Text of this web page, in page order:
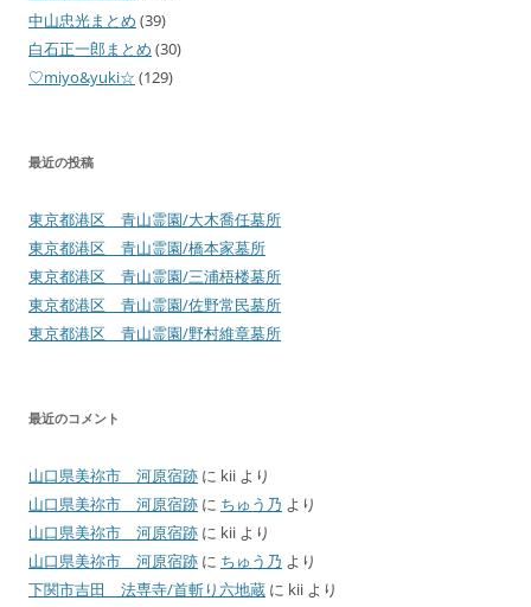
中山忠光まとめ (39)
白石正一郎まとめ (30)
♡miyo&yuki☆ (129)
最近の投稿
東京都港区 青山霊園/大木喬任墓所
東京都港区 青山霊園/橋本家墓所
東京都港区 青山霊園/三浦梧楼墓所
東京都港区 青山霊園/佐野常民墓所
東京都港区 青山霊園/野村維章墓所
最近のコメント
山口県美祢市 河原宿跡 に kii より
山口県美祢市 河原宿跡 に ちゅう乃 より
山口県美祢市 河原宿跡 に kii より
山口県美祢市 河原宿跡 に ちゅう乃 より
下関市吉田 法専寺/首斬り六地蔵 に kii より